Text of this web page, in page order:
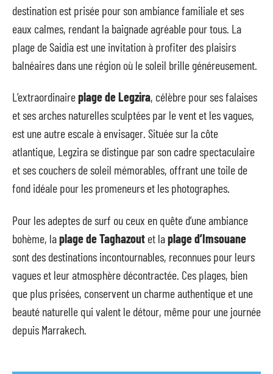
destination est prisée pour son ambiance familiale et ses
eaux calmes, rendant la baignade agréable pour tous. La
plage de Saidia est une invitation à profiter des plaisirs
balnéaires dans une région où le soleil brille généreusement.
L’extraordinaireplage de Legzira, célèbre pour ses falaises
et ses arches naturelles sculptées par le vent et les vagues,
est une autre escale à envisager. Située sur la côte
atlantique, Legzira se distingue par son cadre spectaculaire
et ses couchers de soleil mémorables, offrant une toile de
fond idéale pour les promeneurs et les photographes.
Pour les adeptes de surf ou ceux en quête d’une ambiance
bohème, laplage de Taghazout et laplage d’Imsouane
sont des destinations incontournables, reconnues pour leurs
vagues et leur atmosphère décontractée. Ces plages, bien
que plus prisées, conservent un charme authentique et une
beauté naturelle qui valent le détour, même pour une journée
depuis Marrakech.